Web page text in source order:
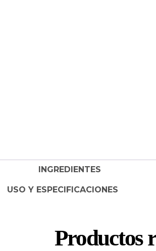
INGREDIENTES
USO Y ESPECIFICACIONES
Productos